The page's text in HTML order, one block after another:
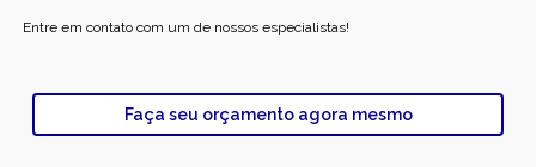
Entre em contato com um de nossos especialistas!
Faça seu orçamento agora mesmo